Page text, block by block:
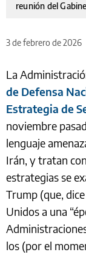
reunión del
3 de febrero de 2026
La
de Defensa
Estrategia de
noviembre
lenguaje
Irán, y tratan
estrategias se
Trump (que,
Unidos a una
los (por el